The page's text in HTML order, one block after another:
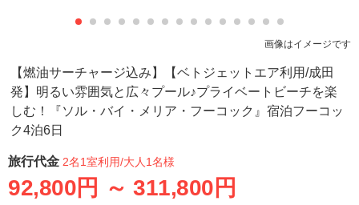
画像はイメージです
【燃油サーチャージ込み】【ベトジェットエア利用/成田
発】明るい雰囲気と広々プール♪プライベートビーチを楽
しむ！『ソル・バイ・メリア・フーコック』宿泊フーコッ
ク4泊6日
旅行代金 2名1室利用/大人1名様
92,800円 ～ 311,800円